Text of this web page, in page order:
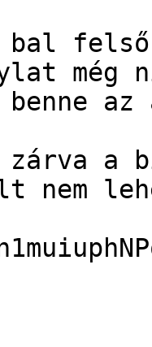
felső
még
benne az
zárva a
nem